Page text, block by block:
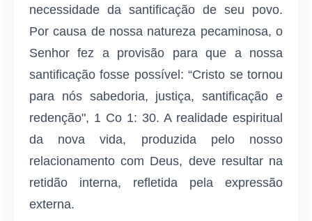
necessidade da santificação de seu povo.
Por causa de nossa natureza pecaminosa, o
Senhor fez a provisão para que a nossa
santificação fosse possível: “Cristo se tornou
para nós sabedoria, justiça, santificação e
redenção", 1 Co 1: 30. A realidade espiritual
da nova vida, produzida pelo nosso
relacionamento com Deus, deve resultar na
retidão interna, refletida pela expressão
externa.